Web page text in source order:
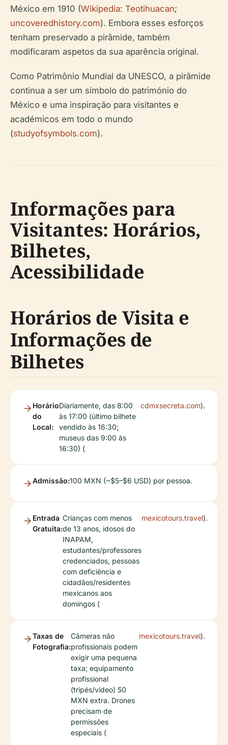
México em 1910 (Wikipedia: Teotihuacan;
uncoveredhistory.com). Embora esses esforços
tenham preservado a pirâmide, também
modificaram aspetos da sua aparência original.
Como Patrimônio Mundial da UNESCO, a pirâmide
continua a ser um símbolo do património do
México e uma inspiração para visitantes e
académicos em todo o mundo
(studyofsymbols.com).
Informações para
Visitantes: Horários,
Bilhetes,
Acessibilidade
Horários de Visita e
Informações de
Bilhetes
Horário
do
Local:
Diariamente, das 8:00
às 17:00 (último bilhete
vendido às 16:30;
museus das 9:00 às
16:30) (
cdmxsecreta.com).
Admissão:100 MXN (~$5–$6 USD) por pessoa.
Entrada
Gratuita:
Crianças com menos
de 13 anos, idosos do
INAPAM,
estudantes/professores
credenciados, pessoas
com deficiência e
cidadãos/residentes
mexicanos aos
domingos (
mexicotours.travel).
Taxas de
Fotografia:
Câmeras não
profissionais podem
exigir uma pequena
taxa; equipamento
profissional
(tripés/vídeo) 50
MXN extra. Drones
precisam de
permissões
especiais (
mexicotours.travel).